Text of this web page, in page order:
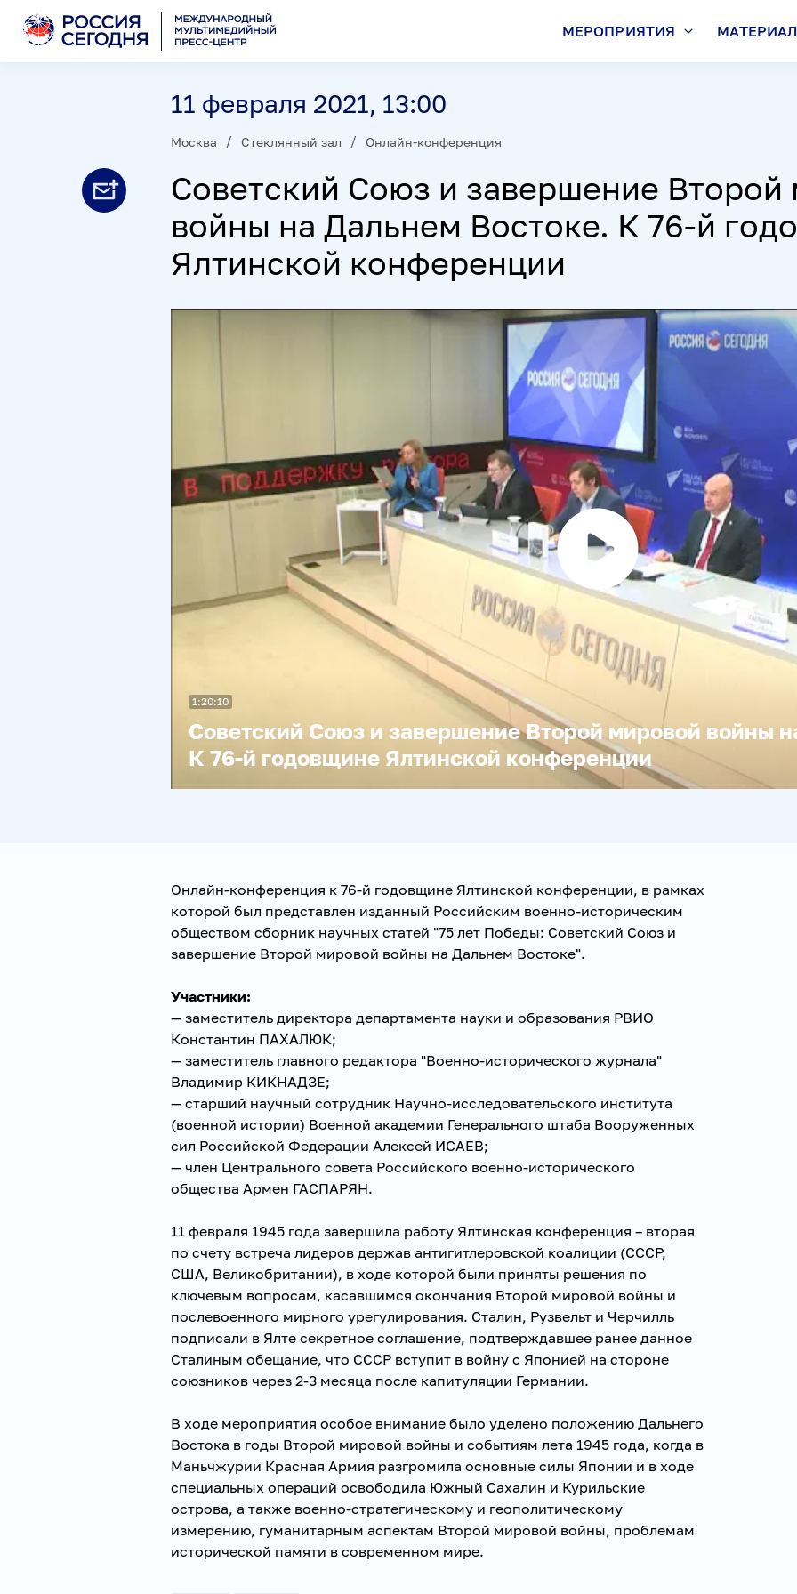
МЕРОПРИЯТИЯ
11 февраля 2021, 13:00
Москва Стеклянный зал Онлайн-конференция
Советский Союз и завершение Второй
войны на Дальнем Востоке. К 76-й
Ялтинской конференции
Воспроизвести
Советский Союз и завершение Второй мировой войны
К 76-й годовщине Ялтинской конференции
1:20:10
Онлайн-конференция к 76-й годовщине Ялтинской конференции, в рамках
которой был представлен изданный Российским военно-историческим
обществом сборник научных статей "75 лет Победы: Советский Союз и
завершение Второй мировой войны на Дальнем Востоке".
Участники:
— заместитель директора департамента науки и образования РВИО
Константин ПАХАЛЮК;
— заместитель главного редактора "Военно-исторического журнала"
Владимир КИКНАДЗЕ;
— старший научный сотрудник Научно-исследовательского института
(военной истории) Военной академии Генерального штаба Вооруженных
сил Российской Федерации Алексей ИСАЕВ;
— член Центрального совета Российского военно-исторического
общества Армен ГАСПАРЯН.
11 февраля 1945 года завершила работу Ялтинская конференция – вторая
по счету встреча лидеров держав антигитлеровской коалиции (СССР,
США, Великобритании), в ходе которой были приняты решения по
ключевым вопросам, касавшимся окончания Второй мировой войны и
послевоенного мирного урегулирования. Сталин, Рузвельт и Черчилль
подписали в Ялте секретное соглашение, подтверждавшее ранее данное
Сталиным обещание, что СССР вступит в войну с Японией на стороне
союзников через 2-3 месяца после капитуляции Германии.
В ходе мероприятия особое внимание было уделено положению Дальнего
Востока в годы Второй мировой войны и событиям лета 1945 года, когда в
Маньчжурии Красная Армия разгромила основные силы Японии и в ходе
специальных операций освободила Южный Сахалин и Курильские
острова, а также военно-стратегическому и геополитическому
измерению, гуманитарным аспектам Второй мировой войны, проблемам
исторической памяти в современном мире.